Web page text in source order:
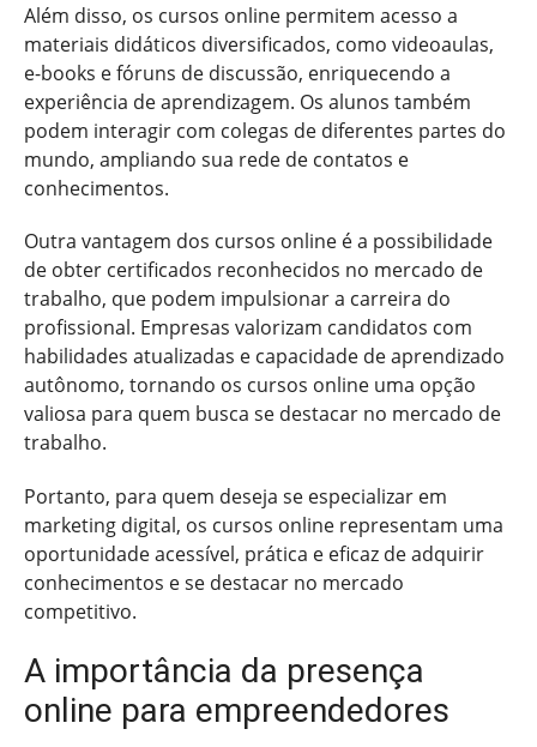
Além disso, os cursos online permitem acesso a
materiais didáticos diversificados, como videoaulas,
e-books e fóruns de discussão, enriquecendo a
experiência de aprendizagem. Os alunos também
podem interagir com colegas de diferentes partes do
mundo, ampliando sua rede de contatos e
conhecimentos.
Outra vantagem dos cursos online é a possibilidade
de obter certificados reconhecidos no mercado de
trabalho, que podem impulsionar a carreira do
profissional. Empresas valorizam candidatos com
habilidades atualizadas e capacidade de aprendizado
autônomo, tornando os cursos online uma opção
valiosa para quem busca se destacar no mercado de
trabalho.
Portanto, para quem deseja se especializar em
marketing digital, os cursos online representam uma
oportunidade acessível, prática e eficaz de adquirir
conhecimentos e se destacar no mercado
competitivo.
A importância da presença
online para empreendedores